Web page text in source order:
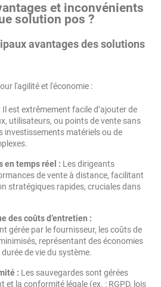
et inconvénients
solution pos ?
avantages des solutions
l'agilité et l'économie :
Il est extrêmement facile d’ajouter de
utilisateurs, ou points de vente sans
investissements matériels ou de
en temps réel : Les dirigeants
de vente à distance, facilitant
stratégiques rapides, cruciales dans
des coûts d’entretien :
gérée par le fournisseur, les coûts de
représentant des économies
de vie du système.
: Les sauvegardes sont gérées
et la conformité légale (ex. : RGPD, lois